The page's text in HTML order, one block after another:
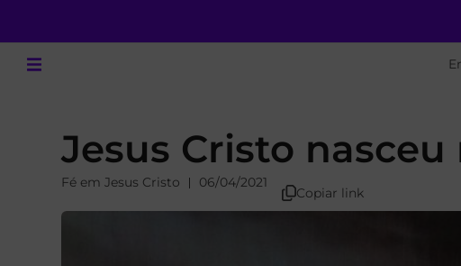
Jesus Cristo
Fé em Jesus Cristo 06/04/2021
Copiar link